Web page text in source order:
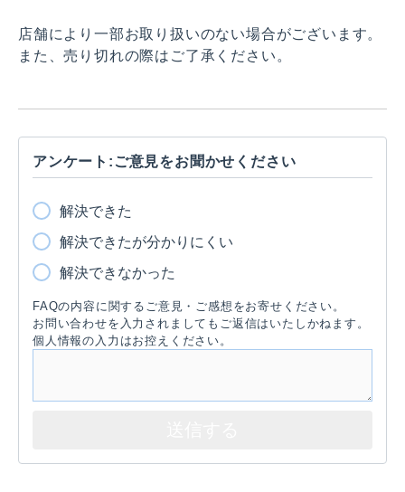
店舗により一部お取り扱いのない場合がございます。
また、売り切れの際はご了承ください。
アンケート:ご意見をお聞かせください
解決できた
解決できたが分かりにくい
解決できなかった
FAQの内容に関するご意見・ご感想をお寄せください。
お問い合わせを入力されましてもご返信はいたしかねます。
個人情報の入力はお控えください。